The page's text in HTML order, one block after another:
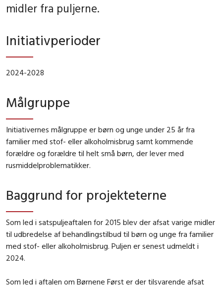
midler fra puljerne.
Initiativperioder
2024-2028
Målgruppe
Initiativernes målgruppe er børn og unge under 25 år fra
familier med stof- eller alkoholmisbrug samt kommende
forældre og forældre til helt små børn, der lever med
rusmiddelproblematikker.
Baggrund for projekteterne
Som led i satspuljeaftalen for 2015 blev der afsat varige midler
til udbredelse af behandlingstilbud til børn og unge fra familier
med stof- eller alkoholmisbrug. Puljen er senest udmeldt i
2024.
Som led i aftalen om Børnene Først er der tilsvarende afsat